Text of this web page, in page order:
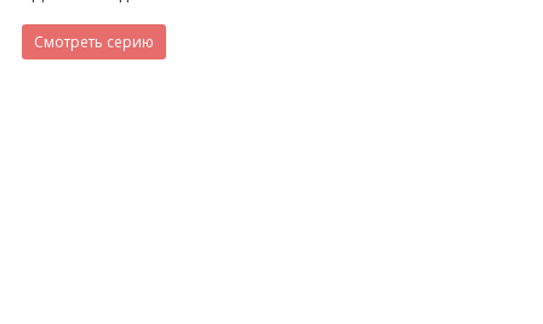
Смотреть серию